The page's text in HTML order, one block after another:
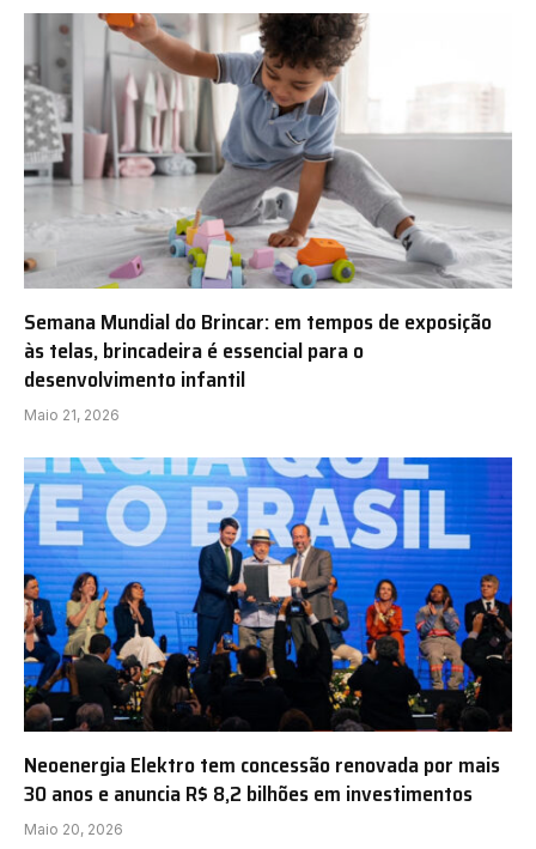
Semana Mundial do Brincar: em tempos de exposição
às telas, brincadeira é essencial para o
desenvolvimento infantil
Maio 21, 2026
Neoenergia Elektro tem concessão renovada por mais
30 anos e anuncia R$ 8,2 bilhões em investimentos
Maio 20, 2026